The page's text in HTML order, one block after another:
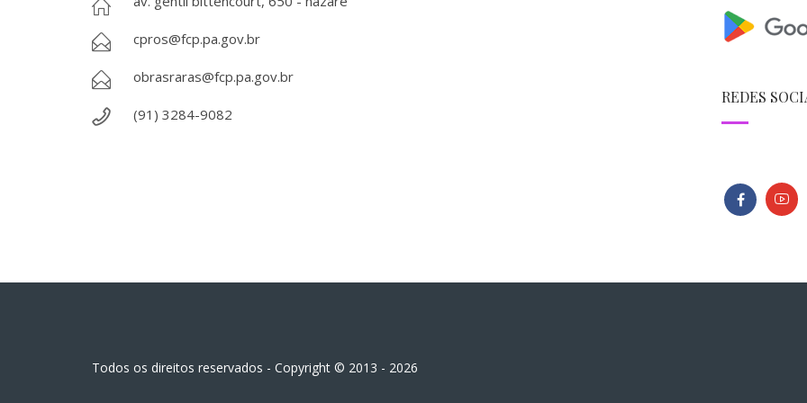
cpros@fcp.pa.gov.br
obrasraras@fcp.pa.gov.br
(91) 3284-9082
REDES
Todos os direitos reservados - Copyright © 2013 - 2026